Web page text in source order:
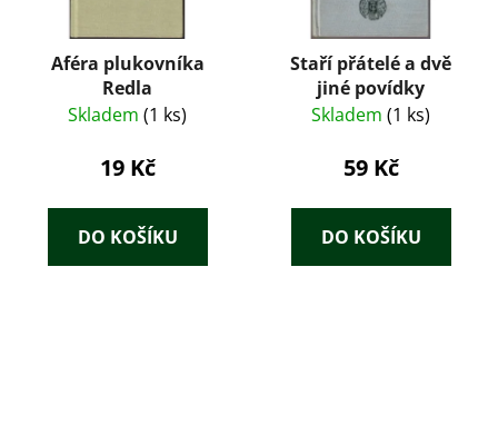
Aféra plukovníka
Redla
Skladem (1 ks)
19 Kč
DO KOŠÍKU
Staří přátelé a dvě
jiné povídky
Skladem (1 ks)
59 Kč
DO KOŠÍKU